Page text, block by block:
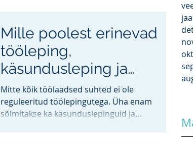
Mille poolest erinevad
tööleping,
käsundusleping ja
töövõtuleping?
Mitte kõik töölaadsed suhted ei ole
reguleeritud töölepingutega. Üha enam
sõlmitakse ka käsunduslepinguid ja